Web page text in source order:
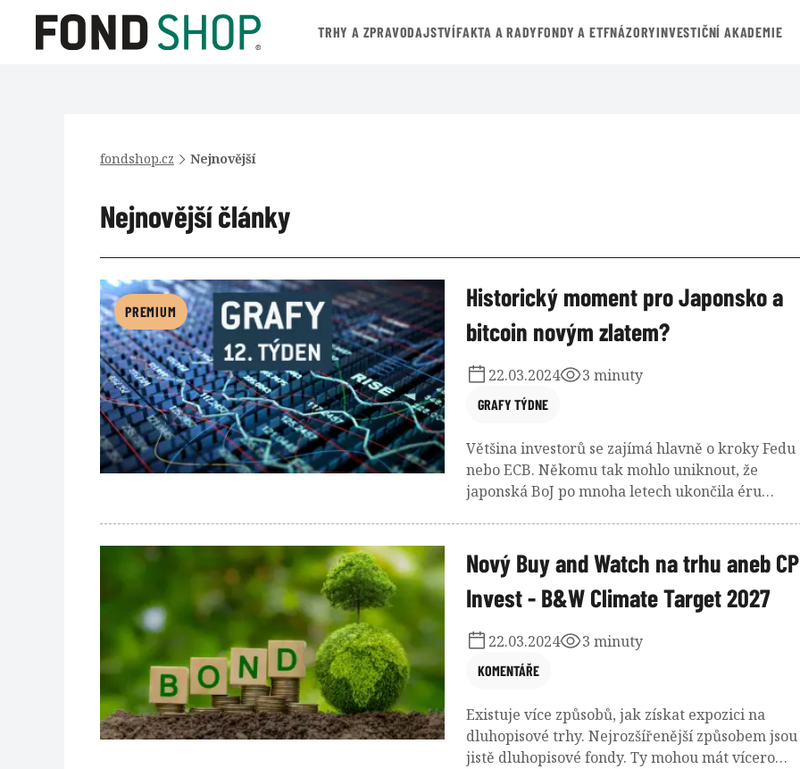
TRHY A ZPRAVODAJSTVÍFAKTA A RADYFONDY A ETFNÁZORYINVESTIČNÍ AKADEMIE
fondshop.cz Nejnovější
Nejnovější články
PREMIUM
Historický moment pro Japonsko a
bitcoin novým zlatem?
GRAFY TÝDNE
22.03.2024 3 minuty
Většina investorů se zajímá hlavně o kroky Fedu
nebo ECB. Někomu tak mohlo uniknout, že
japonská BoJ po mnoha letech ukončila éru
Nový Buy and Watch na trhu aneb
Invest - B&W Climate Target 2027
KOMENTÁŘE
22.03.2024 3 minuty
Existuje více způsobů, jak získat expozici na
dluhopisové trhy. Nejrozšířenější způsobem jsou
jistě dluhopisové fondy. Ty mohou mát vícero